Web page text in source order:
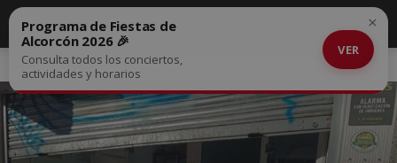
Inicio Noticias
Programa de Fiestas de
Alcorcón 2026 🎉
Consulta todos los conciertos,
actividades y horarios
VER
×